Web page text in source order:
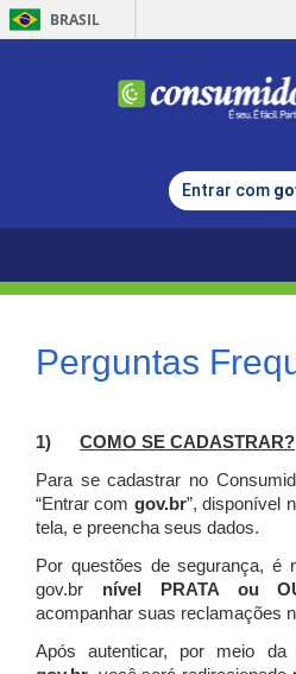
BRASIL
Entrar com
Perguntas
1) COMO SE CADASTRAR?
Para se cadastrar no
“Entrar com gov.br”, disponível
tela, e preencha seus dados.
Por questões de segurança, é
gov.br nível PRATA ou
acompanhar suas reclamações
Após autenticar, por meio